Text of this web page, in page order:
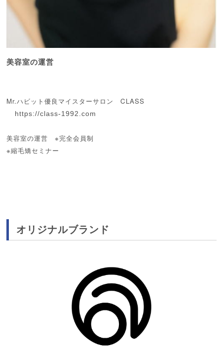
美容室の運営
Mr.ハビット優良マイスターサロンCLASS
https://class-1992.com
美容室の運営 ※完全会員制
※縮毛矯セミナー
オリジナルブランド